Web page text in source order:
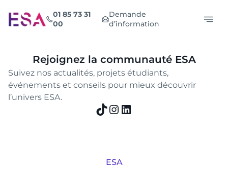
au
contenu
01 85 73 31
00
Demande
d’information
Rejoignez la communauté ESA
Suivez nos actualités, projets étudiants,
événements et conseils pour mieux découvrir
l’univers ESA.
TikTok
Instagram
LinkedIn
ESA